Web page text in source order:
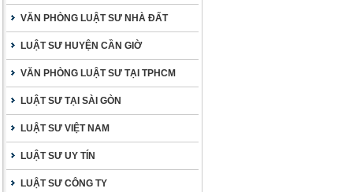
VĂN PHÒNG LUẬT SƯ NHÀ ĐẤT
LUẬT SƯ HUYỆN CẦN GIỜ
VĂN PHÒNG LUẬT SƯ TẠI TPHCM
LUẬT SƯ TẠI SÀI GÒN
LUẬT SƯ VIỆT NAM
LUẬT SƯ UY TÍN
LUẬT SƯ CÔNG TY